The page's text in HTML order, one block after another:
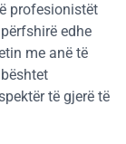
profesionistët
edhe
me anë të
të gjerë të